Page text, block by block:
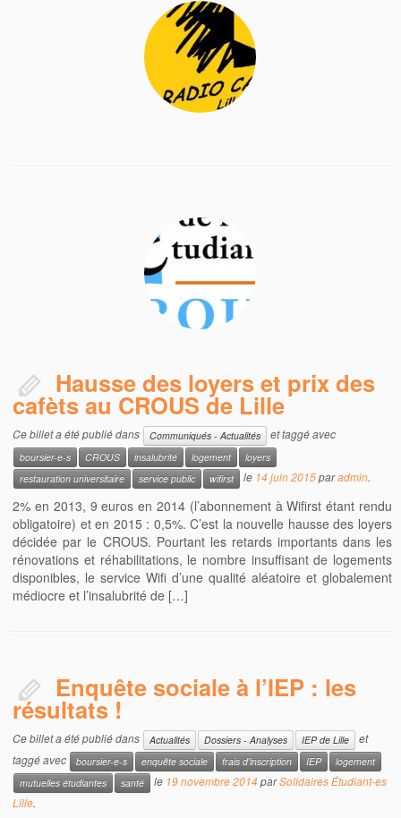
Hausse des loyers et prix des
cafèts au CROUS de Lille
Ce billet a été publié dans Communiqués - Actualités et taggé avec
boursier-e-s CROUS insalubrité logement
loyers
restauration universitaire
service public wifirst le 14 juin 2015paradmin.
2% en 2013, 9 euros en 2014 (l’abonnement à Wifirst étant rendu
obligatoire) et en 2015 : 0,5%. C’est la nouvelle hausse des loyers
décidée par le CROUS. Pourtant les retards importants dans les
rénovations et réhabilitations, le nombre insuffisant de logements
disponibles, le service Wifi d’une qualité aléatoire et globalement
médiocre et l’insalubrité de […]
Enquête sociale à l’IEP : les
résultats !
Ce billet a été publié dans Actualités Dossiers - Analyses IEP de Lille
et
taggé avec
boursier-e-s enquête sociale frais d'inscription IEP
logement
mutuelles étudiantes
santé le 19 novembre 2014parSolidaires Étudiant-es
Lille.